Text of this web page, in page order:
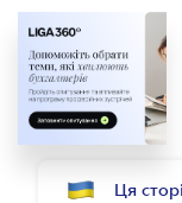
БУХГАЛТЕР
Ця